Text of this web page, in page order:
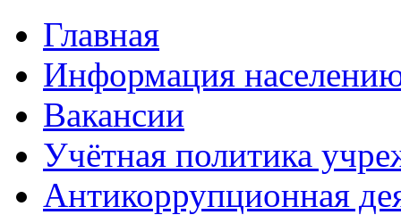
Главная
Информация
Вакансии
Учётная политика
Антикоррупционная